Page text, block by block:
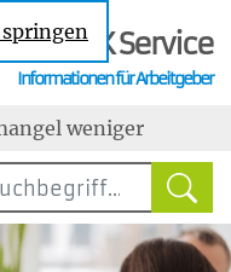
BKK Service
Informationen für Arbeitgeber
Themenweniger
Urlaubszuschuss:
im